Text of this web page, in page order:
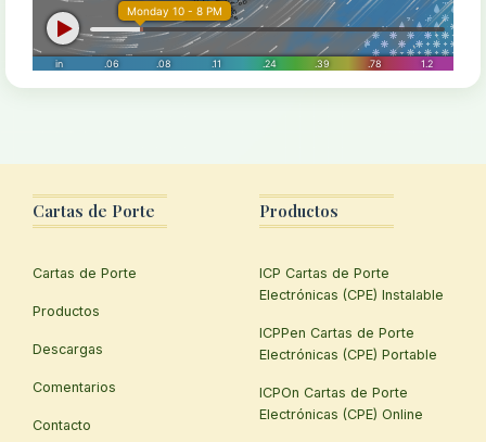
Cartas de Porte
Cartas de Porte
Productos
Descargas
Comentarios
Contacto
Productos
ICP Cartas de Porte
Electrónicas (CPE) Instalable
ICPPen Cartas de Porte
Electrónicas (CPE) Portable
ICPOn Cartas de Porte
Electrónicas (CPE) Online